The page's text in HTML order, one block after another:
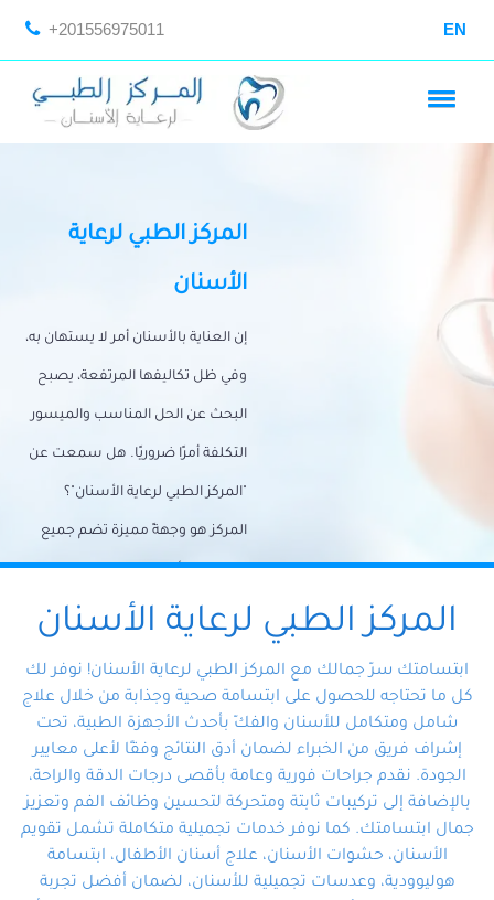
+201556975011 EN
المركز الطبي لرعاية
الأسنان
إن العناية بالأسنان أمر لا يستهان به،
وفي ظل تكاليفها المرتفعة، يصبح
البحث عن الحل المناسب والميسور
التكلفة أمرًا ضروريًا. هل سمعت عن
"المركز الطبي لرعاية الأسنان"؟
المركز هو وجهةً مميزة تضم جميع
احتياجات الأسنان تحت سقف واحد،
وتضمن لك حلاً شاملًا لجميع
المتخصص ذوي الخبرة، ستجد نفسك
في أيد أمينة تلبي احتياجاتك بكل
احترافية ودقة.
المركز الطبي لرعاية الأسنان
ابتسامتك سرّ جمالك مع المركز الطبي لرعاية الأسنان! نوفر لك
كل ما تحتاجه للحصول على ابتسامة صحية وجذابة من خلال علاج
شامل ومتكامل للأسنان والفكّ بأحدث الأجهزة الطبية، تحت
إشراف فريق من الخبراء لضمان أدق النتائج وفقًا لأعلى معايير
الجودة. نقدم جراحات فورية وعامة بأقصى درجات الدقة والراحة،
بالإضافة إلى تركيبات ثابتة ومتحركة لتحسين وظائف الفم وتعزيز
جمال ابتسامتك. كما نوفر خدمات تجميلية متكاملة تشمل تقويم
الأسنان، حشوات الأسنان، علاج أسنان الأطفال، ابتسامة
هوليوودية، وعدسات تجميلية للأسنان، لضمان أفضل تجربة